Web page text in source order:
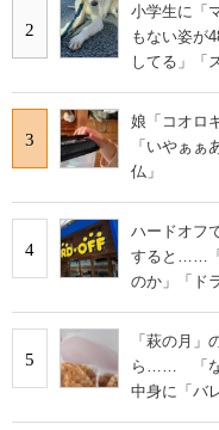
2
小学生に「
もない姿が
してる」「
3
娘「コオロ
「いやぁぁ
仏」
4
ハードオフ
すると……「
のか」「ド
5
「萩の月
ら…… 「な
中身に「バ